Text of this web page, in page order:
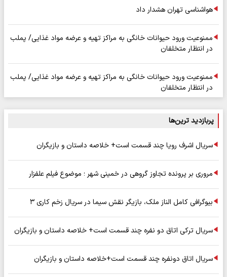
هواشناسی تهران هشدار داد
ممنوعیت ورود حیوانات خانگی به مراکز تهیه و عرضه مواد غذایی/ پملب
در انتظار متخلفان
ممنوعیت ورود حیوانات خانگی به مراکز تهیه و عرضه مواد غذایی/ پملب
در انتظار متخلفان
پربازدید ترین‌ها
سریال اشرف رویا چند قسمت است+ خلاصه داستان و بازیگران
مروری بر پرونده تجاوز گروهی در خمینی شهر ؛ موضوع فیلم علفزار
بیوگرافی کامل الناز ملک، بازیگر نقش سیما در سریال زخم کاری ۳
سریال ترکی اتاق دو نفره چند قسمت است+ خلاصه داستان و بازیگران
سریال اتاق دونفره چند قسمت است+خلاصه داستان و بازیگران